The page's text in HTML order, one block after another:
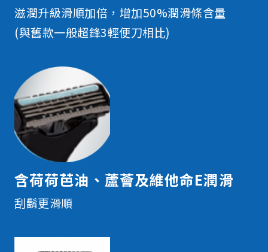
滋潤升級滑順加倍，增加50%潤滑條含量
(與舊款一般超鋒3輕便刀相比)
含荷荷芭油、蘆薈及維他命E潤滑
刮鬍更滑順